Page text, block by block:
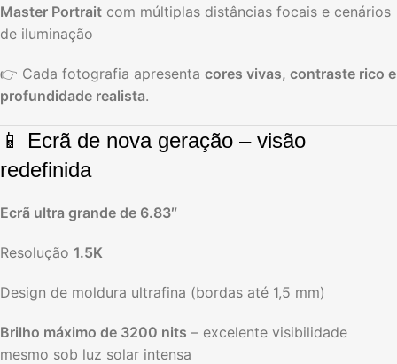
Master Portrait com múltiplas distâncias focais e cenários
de iluminação
👉 Cada fotografia apresenta cores vivas, contraste rico e
profundidade realista.
📱 Ecrã de nova geração – visão
redefinida
Ecrã ultra grande de 6.83″
Resolução 1.5K
Design de moldura ultrafina (bordas até 1,5 mm)
Brilho máximo de 3200 nits – excelente visibilidade
mesmo sob luz solar intensa